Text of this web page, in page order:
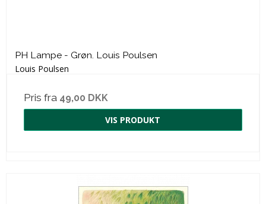
PH Lampe - Grøn. Louis Poulsen
Louis Poulsen
Pris fra 49,00 DKK
VIS PRODUKT